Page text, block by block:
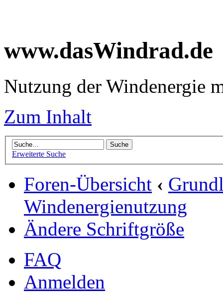
www.dasWindrad.de
Nutzung der Windenergie
Zum Inhalt
Erweiterte Suche
Foren-Übersicht ‹
Windenergienutzung
Ändere Schriftgröße
FAQ
Anmelden